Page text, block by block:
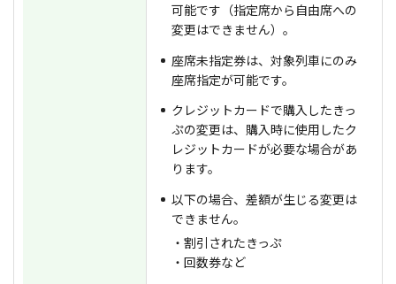
可能です（指定席から自由席への
変更はできません）。
座席未指定券は、対象列車にのみ
座席指定が可能です。
クレジットカードで購入したきっ
ぷの変更は、購入時に使用したク
レジットカードが必要な場合があ
ります。
以下の場合、差額が生じる変更は
できません。
・割引されたきっぷ
・回数券など